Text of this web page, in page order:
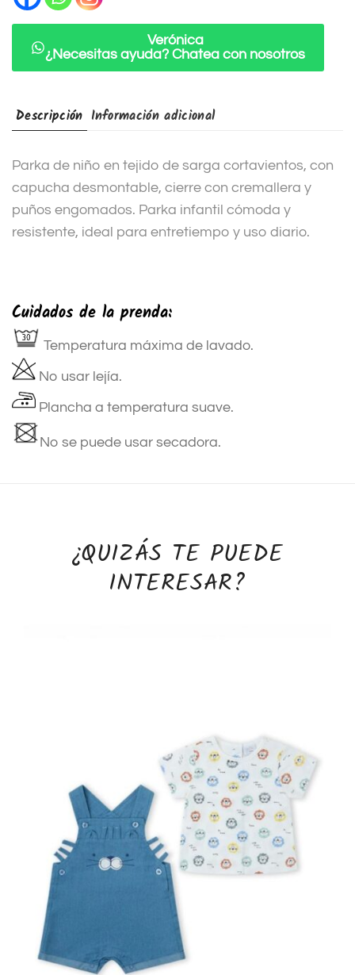
Verónica
¿Necesitas ayuda? Chatea con nosotros
Descripción Información adicional
Parka de niño en tejido de sarga cortavientos, con
capucha desmontable, cierre con cremallera y
puños engomados. Parka infantil cómoda y
resistente, ideal para entretiempo y uso diario.
Cuidados de la prenda:
Temperatura máxima de lavado.
No usar lejía.
Plancha a temperatura suave.
No se puede usar secadora.
¿QUIZÁS TE PUEDE
INTERESAR?